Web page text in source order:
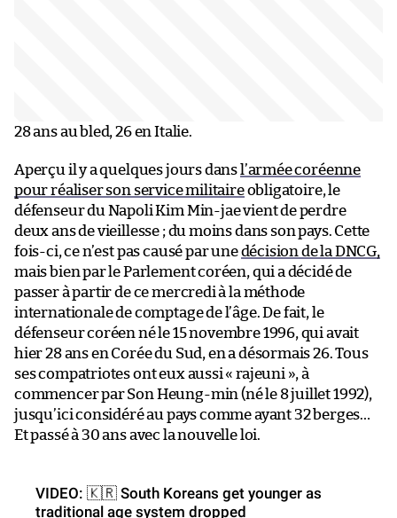
28 ans au bled, 26 en Italie.
Aperçu il y a quelques jours dans l’armée coréenne
pour réaliser son service militaireobligatoire, le
défenseur du Napoli Kim Min-jae vient de perdre
deux ans de vieillesse ; du moins dans son pays. Cette
fois-ci, ce n’est pas causé par unedécision de la DNCG,
mais bien par le Parlement coréen, qui a décidé de
passer à partir de ce mercredi à la méthode
internationale de comptage de l’âge. De fait, le
défenseur coréen né le 15 novembre 1996, qui avait
hier 28 ans en Corée du Sud, en a désormais 26. Tous
ses compatriotes ont eux aussi « rajeuni », à
commencer par Son Heung-min (né le 8 juillet 1992),
jusqu’ici considéré au pays comme ayant 32 berges…
Et passé à 30 ans avec la nouvelle loi.
VIDEO: 🇰🇷 South Koreans get younger as
traditional age system dropped